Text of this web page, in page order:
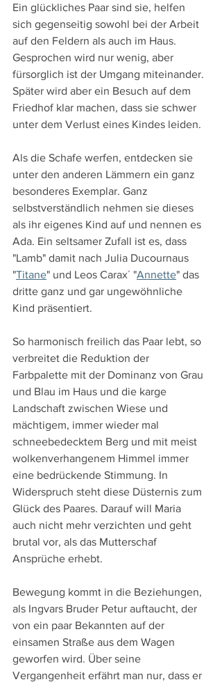
Ein glückliches Paar sind sie, helfen
sich gegenseitig sowohl bei der Arbeit
auf den Feldern als auch im Haus.
Gesprochen wird nur wenig, aber
fürsorglich ist der Umgang miteinander.
Später wird aber ein Besuch auf dem
Friedhof klar machen, dass sie schwer
unter dem Verlust eines Kindes leiden.
Als die Schafe werfen, entdecken sie
unter den anderen Lämmern ein ganz
besonderes Exemplar. Ganz
selbstverständlich nehmen sie dieses
als ihr eigenes Kind auf und nennen es
Ada. Ein seltsamer Zufall ist es, dass
"Lamb" damit nach Julia Ducournaus
"Titane" und Leos Carax´ "Annette" das
dritte ganz und gar ungewöhnliche
Kind präsentiert.
So harmonisch freilich das Paar lebt, so
verbreitet die Reduktion der
Farbpalette mit der Dominanz von Grau
und Blau im Haus und die karge
Landschaft zwischen Wiese und
mächtigem, immer wieder mal
schneebedecktem Berg und mit meist
wolkenverhangenem Himmel immer
eine bedrückende Stimmung. In
Widerspruch steht diese Düsternis zum
Glück des Paares. Darauf will Maria
auch nicht mehr verzichten und geht
brutal vor, als das Mutterschaf
Ansprüche erhebt.
Bewegung kommt in die Beziehungen,
als Ingvars Bruder Petur auftaucht, der
von ein paar Bekannten auf der
einsamen Straße aus dem Wagen
geworfen wird. Über seine
Vergangenheit erfährt man nur, dass er